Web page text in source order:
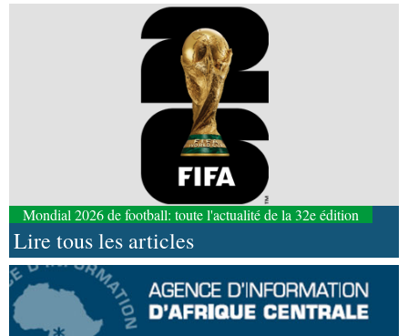
Mondial 2026 de football: toute l'actualité de la 32e édition
Lire tous les articles